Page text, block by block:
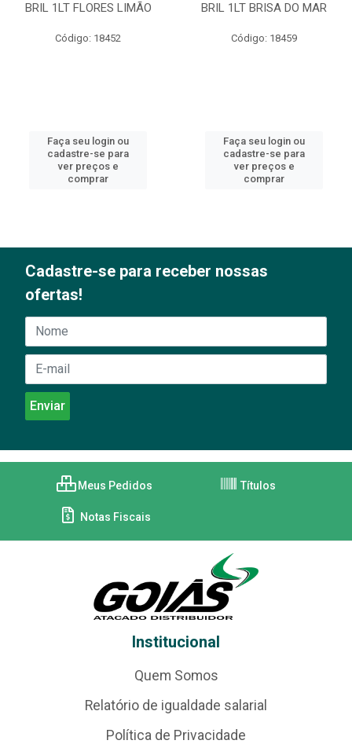
BRIL 1LT FLORES LIMÃO
Código: 18452
Faça seu login ou
cadastre-se para
ver preços e
comprar
BRIL 1LT BRISA DO MAR
Código: 18459
Faça seu login ou
cadastre-se para
ver preços e
comprar
Cadastre-se para receber nossas
ofertas!
Meus Pedidos Títulos
Notas Fiscais
Institucional
Quem Somos
Relatório de igualdade salarial
Política de Privacidade